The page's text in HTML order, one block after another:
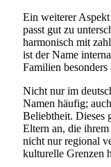
Ein weiterer
passt gut zu
harmonisch mit
ist der Name
Familien
Nicht nur im
Namen häufig;
Beliebtheit. Dieses
Eltern an, die
nicht nur regional
kulturelle Grenzen